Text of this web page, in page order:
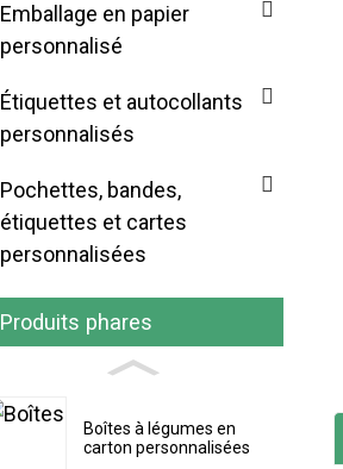
Emballage en papier
personnalisé
Étiquettes et autocollants
personnalisés
Pochettes, bandes,
étiquettes et cartes
personnalisées
Produits phares
Boîtes à légumes en
carton personnalisées